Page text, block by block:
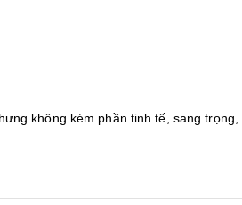
không kém phần tinh tế, sang trọng,